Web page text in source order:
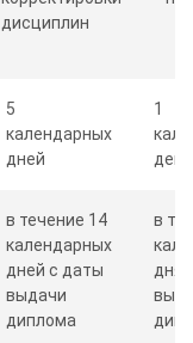
дисциплин
5
календарных
дней
1
день
в течение 14
календарных
дней с даты
выдачи
диплома
в
дня